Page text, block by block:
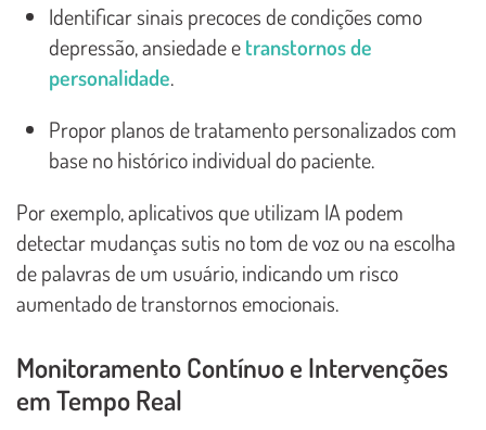
Identificar sinais precoces de condições como
depressão, ansiedade etranstornos de
personalidade.
Propor planos de tratamento personalizados com
base no histórico individual do paciente.
Por exemplo, aplicativos que utilizam IA podem
detectar mudanças sutis no tom de voz ou na escolha
de palavras de um usuário, indicando um risco
aumentado de transtornos emocionais.
Monitoramento Contínuo e Intervenções
em Tempo Real